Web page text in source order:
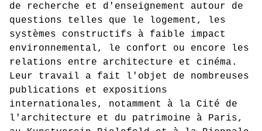
de recherche et d'enseignement autour de
questions telles que le logement, les
systèmes constructifs à faible impact
environnemental, le confort ou encore les
relations entre architecture et cinéma.
Leur travail a fait l'objet de nombreuses
publications et expositions
internationales, notamment à la Cité de
l'architecture et du patrimoine à Paris,